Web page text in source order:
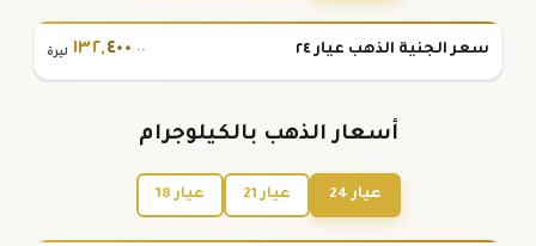
سعر الجنية الذهب عيار ٢٤ ١٣٢,٤٠٠.٠٠ ليرة
أسعار الذهب بالكيلوجرام
عيار 24 عيار 21 عيار 18